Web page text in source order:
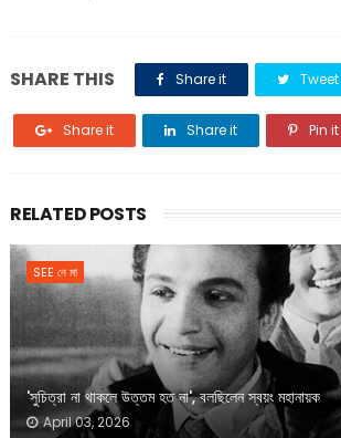
SHARE THIS Share it Tweet
Share it Share it Pin it
RELATED POSTS
SEE নে মা
'সুচিত্রা না থাকলে উত্তম হত না', বলছিলেন স্বয়ং মহানায়ক
April 03, 2026